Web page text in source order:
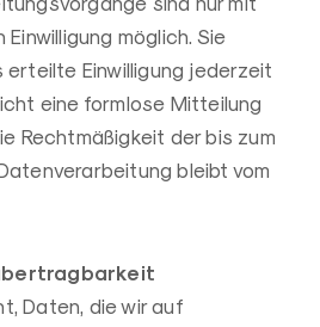
möglich. Sie
erteilte Einwilligung jederzeit
eine formlose Mitteilung
Rechtmäßigkeit der bis zum
bleibt vom
Daten, die wir auf